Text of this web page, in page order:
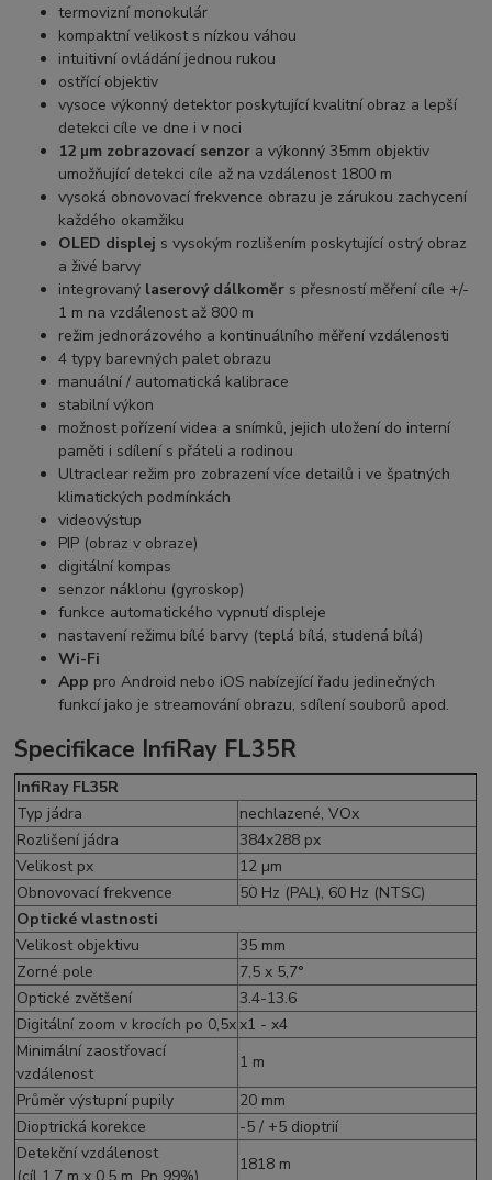
termovizní monokulár
kompaktní velikost s nízkou váhou
intuitivní ovládání jednou rukou
ostřící objektiv
vysoce výkonný detektor poskytující kvalitní obraz a lepší
detekci cíle ve dne i v noci
12 µm zobrazovací senzor a výkonný 35mm objektiv
umožňující detekci cíle až na vzdálenost 1800 m
vysoká obnovovací frekvence obrazu je zárukou zachycení
každého okamžiku
OLED displej s vysokým rozlišením poskytující ostrý obraz
a živé barvy
integrovaný laserový dálkoměr s přesností měření cíle +/-
1 m na vzdálenost až 800 m
režim jednorázového a kontinuálního měření vzdálenosti
4 typy barevných palet obrazu
manuální / automatická kalibrace
stabilní výkon
možnost pořízení videa a snímků, jejich uložení do interní
paměti i sdílení s přáteli a rodinou
Ultraclear režim pro zobrazení více detailů i ve špatných
klimatických podmínkách
videovýstup
PIP (obraz v obraze)
digitální kompas
senzor náklonu (gyroskop)
funkce automatického vypnutí displeje
nastavení režimu bílé barvy (teplá bílá, studená bílá)
Wi-Fi
App pro Android nebo iOS nabízející řadu jedinečných
funkcí jako je streamování obrazu, sdílení souborů apod.
Specifikace InfiRay FL35R
InfiRay FL35R
Typ jádra
nechlazené, VOx
Rozlišení jádra
384x288 px
Velikost px
12 µm
Obnovovací frekvence
50 Hz (PAL), 60 Hz (NTSC)
Optické vlastnosti
Velikost objektivu
35 mm
Zorné pole
7,5 x 5,7°
Optické zvětšení
3.4-13.6
Digitální zoom v krocích po 0,5xx1 - x4
Minimální zaostřovací
vzdálenost
1 m
Průměr výstupní pupily
20 mm
Dioptrická korekce
-5 / +5 dioptrií
Detekční vzdálenost
1818 m